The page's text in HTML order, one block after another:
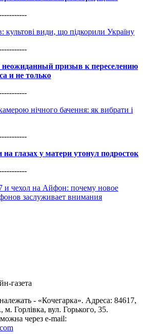
культові види, що підкорили Україну
призыв к переселению
и не только
нічного бачення: як вибрати і
глазах у матери утонул подросток
и чехол на Айфон: почему новое
заслуживает внимания
газета
- «Кочегарка». Адреса: 84617,
м. Горлівка, вул. Горького, 35.
через e-mail: